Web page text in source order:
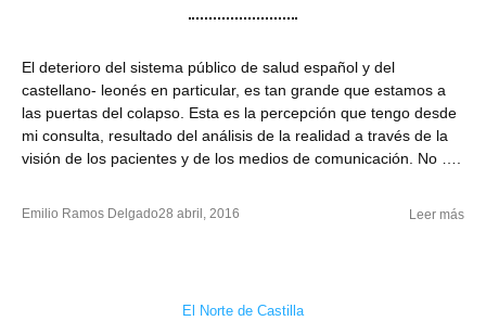
El deterioro del sistema público de salud español y del
castellano- leonés en particular, es tan grande que estamos a
las puertas del colapso. Esta es la percepción que tengo desde
mi consulta, resultado del análisis de la realidad a través de la
visión de los pacientes y de los medios de comunicación. No ….
Emilio Ramos Delgado28 abril, 2016 Leer más
El Norte de Castilla